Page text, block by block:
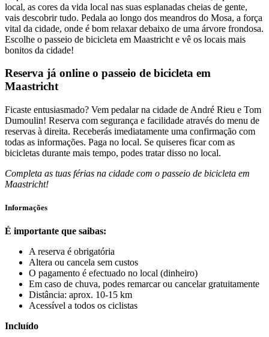
local, as cores da vida local nas suas esplanadas cheias de gente,
vais descobrir tudo. Pedala ao longo dos meandros do Mosa, a força
vital da cidade, onde é bom relaxar debaixo de uma árvore frondosa.
Escolhe o passeio de bicicleta em Maastricht e vê os locais mais
bonitos da cidade!
Reserva já online o passeio de bicicleta em
Maastricht
Ficaste entusiasmado? Vem pedalar na cidade de André Rieu e Tom
Dumoulin! Reserva com segurança e facilidade através do menu de
reservas à direita. Receberás imediatamente uma confirmação com
todas as informações. Paga no local. Se quiseres ficar com as
bicicletas durante mais tempo, podes tratar disso no local.
Completa as tuas férias na cidade com o passeio de bicicleta em
Maastricht!
Informações
É importante que saibas:
A reserva é obrigatória
Altera ou cancela sem custos
O pagamento é efectuado no local (dinheiro)
Em caso de chuva, podes remarcar ou cancelar gratuitamente
Distância: aprox. 10-15 km
Acessível a todos os ciclistas
Incluído